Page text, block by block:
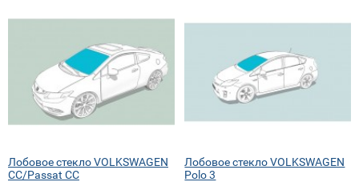
Лобовое стекло VOLKSWAGEN
CC/Passat CC
Лобовое стекло VOLKSWAGEN
Polo 3